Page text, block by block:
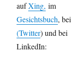
aufXing, im
Gesichtsbuch,
(Twitter) und bei
LinkedIn: